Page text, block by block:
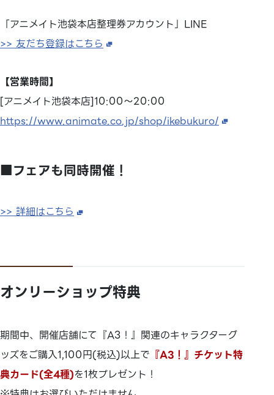
「アニメイト池袋本店整理券アカウント」LINE
>> 友だち登録はこちら
【営業時間】
[アニメイト池袋本店]10:00～20:00
https://www.animate.co.jp/shop/ikebukuro/
■フェアも同時開催！
>> 詳細はこちら
オンリーショップ特典
期間中、開催店舗にて『A3！』関連のキャラクターグ
ッズをご購入1,100円(税込)以上で 『A3！』チケット特
典カード(全4種)を1枚プレゼント！